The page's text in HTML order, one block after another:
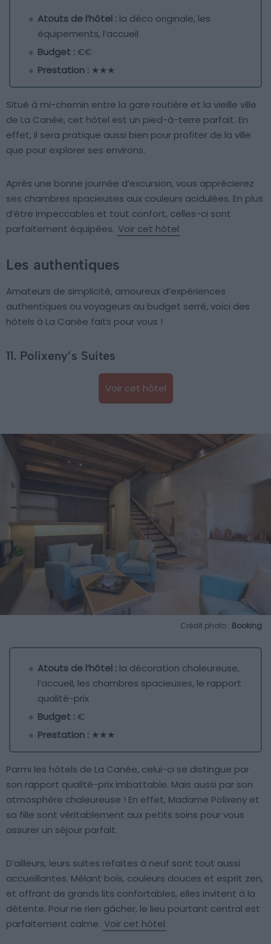
Atouts de l’hôtel : la déco originale, les
équipements, l’accueil
Budget :€€
Prestation : ★★★
Situé à mi-chemin entre la gare routière et la vieille ville
de La Canée, cet hôtel est un pied-à-terre parfait. En
effet, il sera pratique aussi bien pour profiter de la ville
que pour explorer ses environs.
Après une bonne journée d’excursion, vous apprécierez
ses chambres spacieuses aux couleurs acidulées. En plus
d’être impeccables et tout confort, celles-ci sont
parfaitement équipées. Voir cet hôtel
Les authentiques
Amateurs de simplicité, amoureux d’expériences
authentiques ou voyageurs au budget serré, voici des
hôtels à La Canée faits pour vous !
11. Polixeny’s Suites
Voir cet hôtel
Crédit photo : Booking
Atouts de l’hôtel : la décoration chaleureuse,
l’accueil, les chambres spacieuses, le rapport
qualité-prix
Budget :€
Prestation : ★★★
Parmi les hôtels de La Canée, celui-ci se distingue par
son rapport qualité-prix imbattable. Mais aussi par son
atmosphère chaleureuse ! En effet, Madame Polixeny et
sa fille sont véritablement aux petits soins pour vous
assurer un séjour parfait.
D’ailleurs, leurs suites refaites à neuf sont tout aussi
accueillantes. Mêlant bois, couleurs douces et esprit zen,
et offrant de grands lits confortables, elles invitent à la
détente. Pour ne rien gâcher, le lieu pourtant central est
parfaitement calme. Voir cet hôtel